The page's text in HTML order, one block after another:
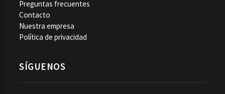
Preguntas frecuentes
Contacto
Nuestra empresa
Política de privacidad
SÍGUENOS